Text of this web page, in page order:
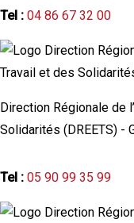
Tel : 04 86 67 32 00
Direction Régionale de
Solidarités (DREETS) -
Tel : 05 90 99 35 99